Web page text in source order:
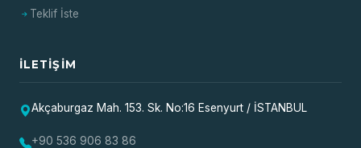
Teklif İste
İLETIŞIM
Akçaburgaz Mah. 153. Sk. No:16 Esenyurt / İSTANBUL
+90 536 906 83 86